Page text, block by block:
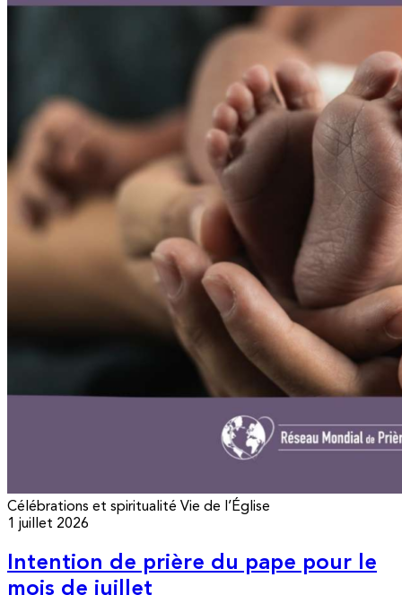
Célébrations et spiritualité Vie de l’Église
1 juillet 2026
Intention de prière du pape pour le
mois de juillet